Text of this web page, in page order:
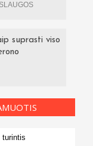
suprasti viso